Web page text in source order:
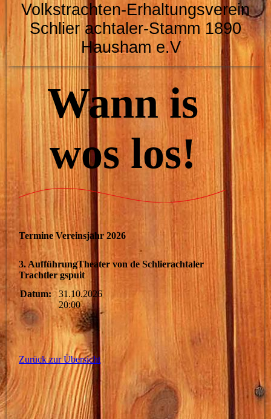
Volkstrachten-Erhaltungsverein
Schlier achtaler-Stamm 1890
Hausham e.V
Wann is
wos los!
Termine Vereinsjahr 2026
3. AufführungTheater von de Schlierachtaler
Trachtler gspuit
Datum:
31.10.2026
20:00
Zurück zur Übersicht